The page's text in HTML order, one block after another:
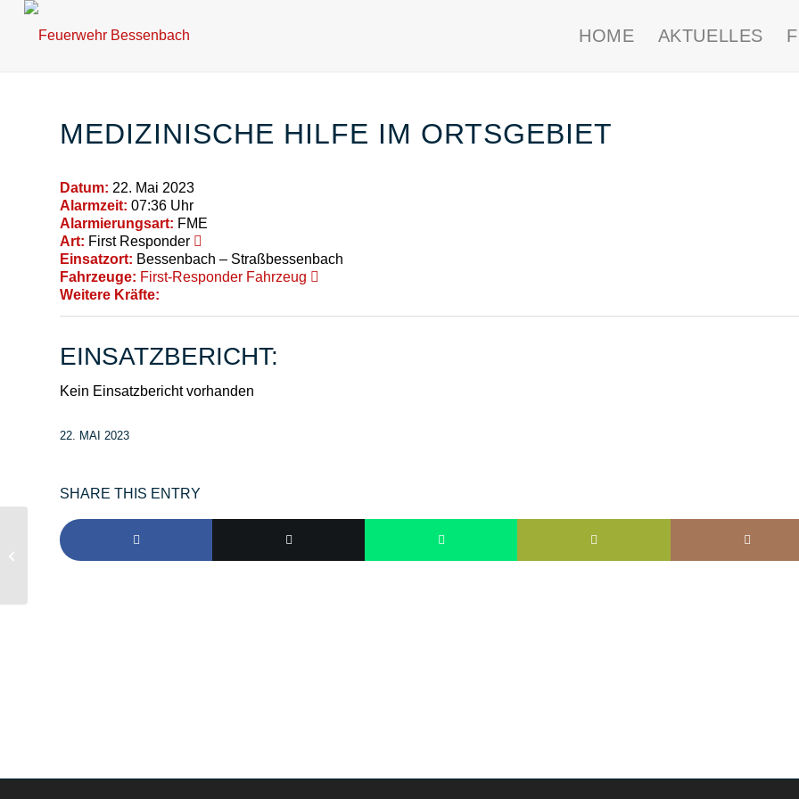
HOME AKTUELLES
MEDIZINISCHE HILFE IM ORTSGEBIET
Datum: 22. Mai 2023
Alarmzeit: 07:36 Uhr
Alarmierungsart: FME
Art: First Responder
Einsatzort: Bessenbach – Straßbessenbach
Fahrzeuge: First-Responder Fahrzeug
Weitere Kräfte:
EINSATZBERICHT:
Kein Einsatzbericht vorhanden
22. MAI 2023
SHARE THIS ENTRY
Bewachtes Feuer abgelöscht
(Anweisung Polizei)